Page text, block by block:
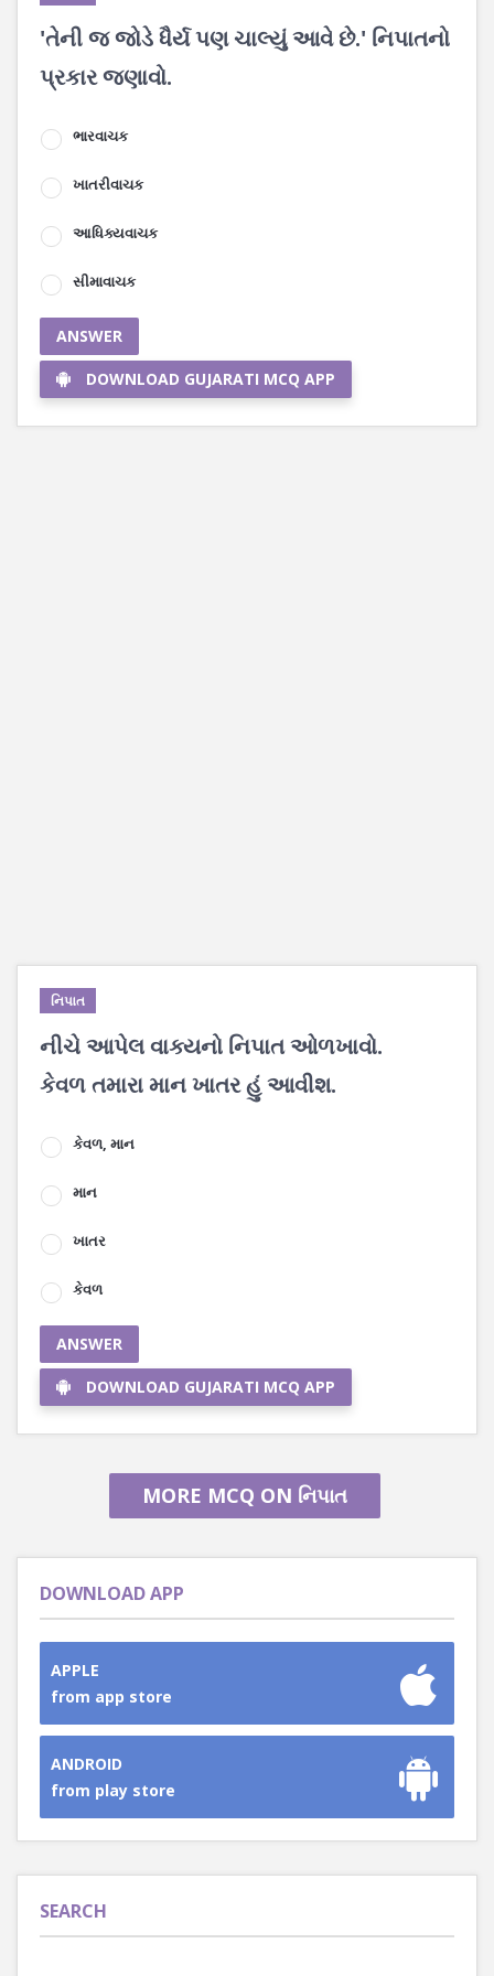
'તેની જ જોડે ધૈર્ય પણ ચાલ્યું આવે છે.' નિપાતનો
પ્રકાર જણાવો.
ભારવાચક
ખાતરીવાચક
આધિક્યવાચક
સીમાવાચક
ANSWER
DOWNLOAD GUJARATI MCQ APP
નિપાત
નીચે આપેલ વાક્યનો નિપાત ઓળખાવો.
કેવળ તમારા માન ખાતર હું આવીશ.
કેવળ, માન
માન
ખાતર
કેવળ
ANSWER
DOWNLOAD GUJARATI MCQ APP
MORE MCQ ON નિપાત
DOWNLOAD APP
APPLE
from app store
ANDROID
from play store
SEARCH